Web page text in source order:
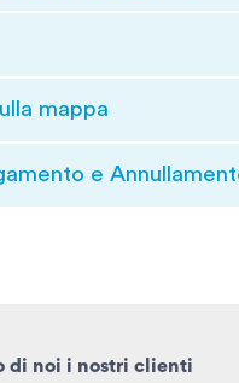
mappa
e
di noi i nostri clienti